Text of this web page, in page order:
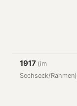
1917 (im
Sechseck/Rahmen)